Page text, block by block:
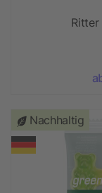
Ritter
Nachhaltig